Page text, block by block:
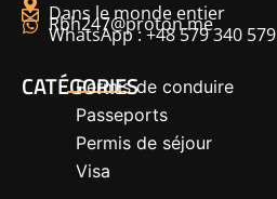
Dans le monde entier
Rbh247@proton.me
WhatsApp : +48 579 340 579
CATÉGORIES
Permis de conduire
Passeports
Permis de séjour
Visa